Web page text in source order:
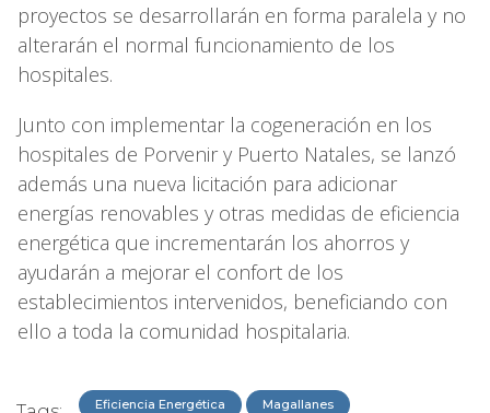
proyectos se desarrollarán en forma paralela y no
alterarán el normal funcionamiento de los
hospitales.
Junto con implementar la cogeneración en los
hospitales de Porvenir y Puerto Natales, se lanzó
además una nueva licitación para adicionar
energías renovables y otras medidas de eficiencia
energética que incrementarán los ahorros y
ayudarán a mejorar el confort de los
establecimientos intervenidos, beneficiando con
ello a toda la comunidad hospitalaria.
Eficiencia Energética Magallanes